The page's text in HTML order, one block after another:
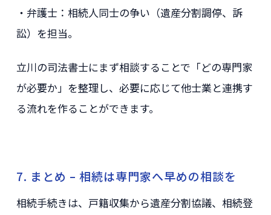
・弁護士：相続人同士の争い（遺産分割調停、訴
訟）を担当。
立川の司法書士にまず相談することで「どの専門家
が必要か」を整理し、必要に応じて他士業と連携す
る流れを作ることができます。
7. まとめ – 相続は専門家へ早めの相談を
相続手続きは、戸籍収集から遺産分割協議、相続登